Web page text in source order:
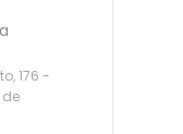
176 -
de